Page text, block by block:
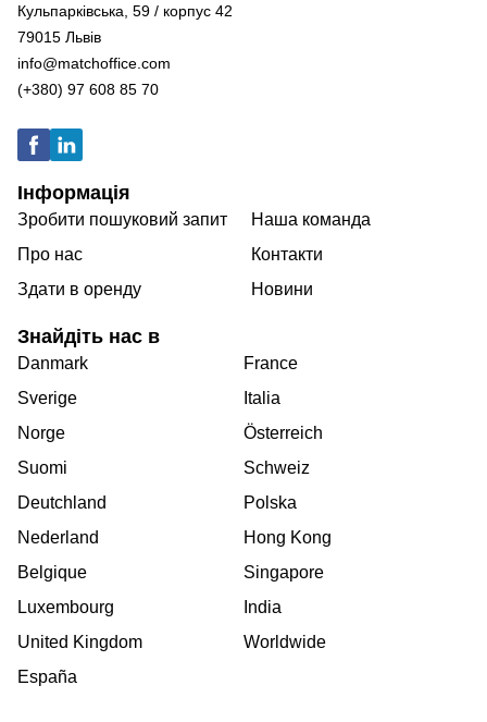
Кульпарківська, 59 / корпус 42
79015 Львів
info@matchoffice.com
(+380) 97 608 85 70
Інформація
Зробити пошуковий запит
Про нас
Здати в оренду
Наша команда
Контакти
Новини
Знайдіть нас в
Danmark
Sverige
Norge
Suomi
Deutchland
Nederland
Belgique
Luxembourg
United Kingdom
España
France
Italia
Österreich
Schweiz
Polska
Hong Kong
Singapore
India
Worldwide